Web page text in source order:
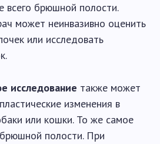
всего брюшной полости.
может неинвазивно оценить
или исследовать
исследование также может
изменения в
или кошки. То же самое
полости. При